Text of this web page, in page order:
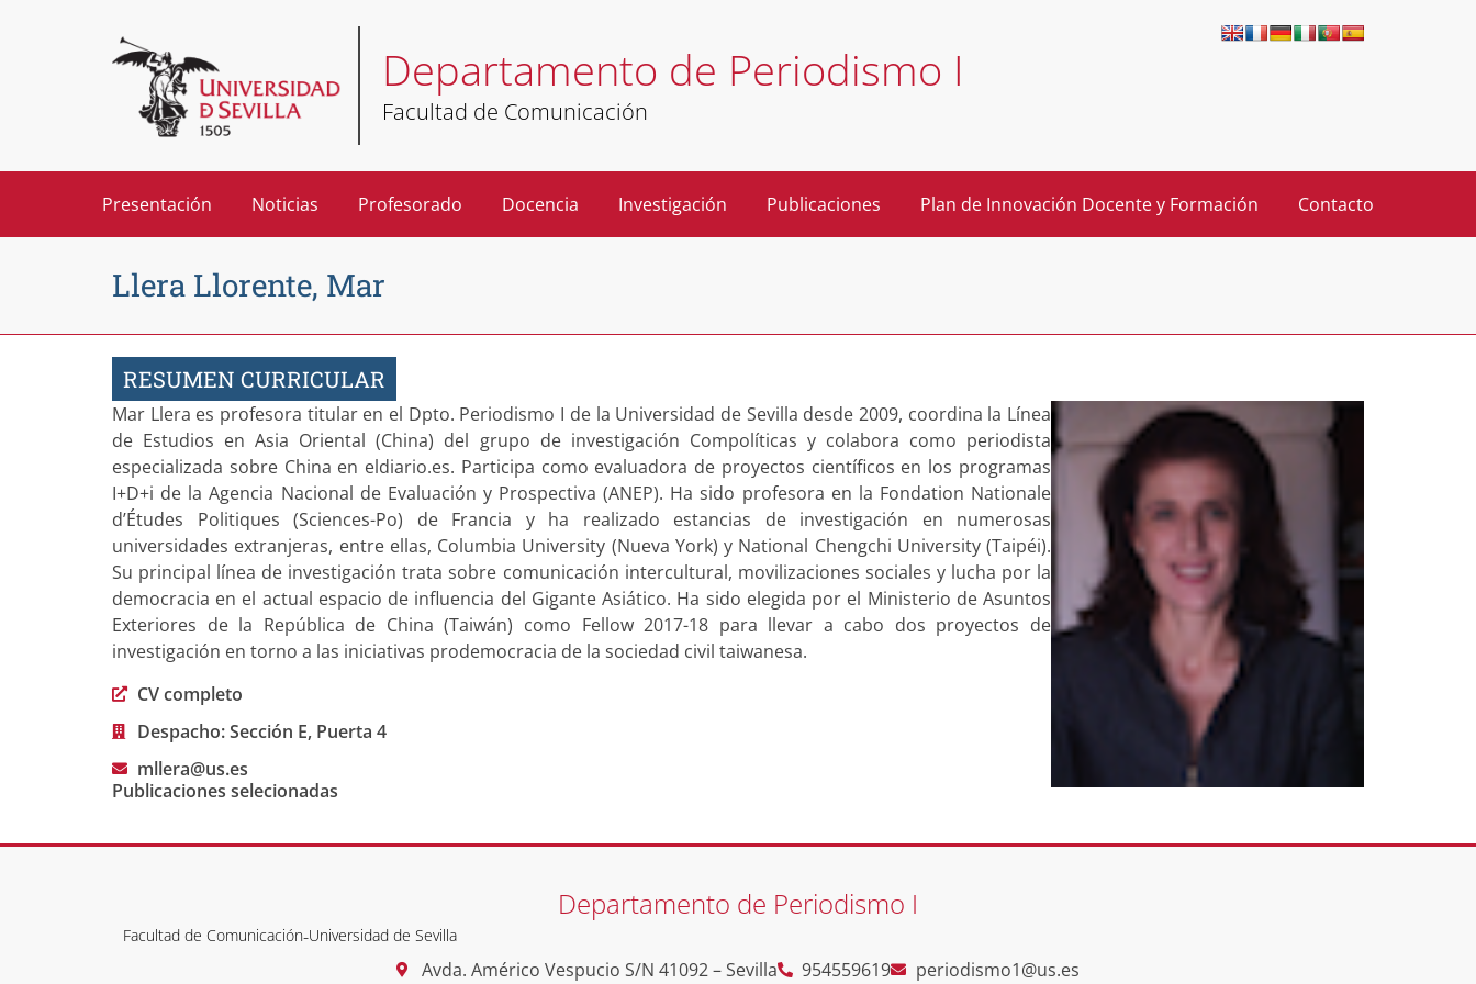
Departamento de Periodismo I
Facultad de Comunicación
Presentación Noticias Profesorado Docencia Investigación Publicaciones Plan de Innovación Docente y Formación Contacto
Llera Llorente, Mar
RESUMEN CURRICULAR
Mar Llera es profesora titular en el Dpto. Periodismo I de la Universidad de Sevilla desde 2009, coordina la Línea
de Estudios en Asia Oriental (China) del grupo de investigación Compolíticas y colabora como periodista
especializada sobre China en eldiario.es. Participa como evaluadora de proyectos científicos en los programas
I+D+i de la Agencia Nacional de Evaluación y Prospectiva (ANEP). Ha sido profesora en la Fondation Nationale
d’Études Politiques (Sciences-Po) de Francia y ha realizado estancias de investigación en numerosas
universidades extranjeras, entre ellas, Columbia University (Nueva York) y National Chengchi University (Taipéi).
Su principal línea de investigación trata sobre comunicación intercultural, movilizaciones sociales y lucha por la
democracia en el actual espacio de influencia del Gigante Asiático. Ha sido elegida por el Ministerio de Asuntos
Exteriores de la República de China (Taiwán) como Fellow 2017-18 para llevar a cabo dos proyectos de
investigación en torno a las iniciativas prodemocracia de la sociedad civil taiwanesa.
CV completo
Despacho: Sección E, Puerta 4
mllera@us.es
Publicaciones selecionadas
Departamento de Periodismo I
Facultad de Comunicación-Universidad de Sevilla
Avda. Américo Vespucio S/N 41092 – Sevilla 954559619 periodismo1@us.es